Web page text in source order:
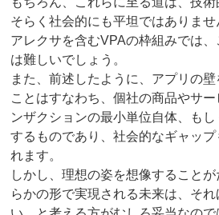
そらく社会的にも平坦ではありま
アレクサを含むVPAの枠組みでは
は難しいでしょう。
また、前述したように、アプリの
ことはすなわち、個社の商品やサ
ンザクションの最小単位自体、も
するものであり、社会的なギャッ
れます。
しかし、理想の姿を想像すること
らかの形で実現される未来は、そ